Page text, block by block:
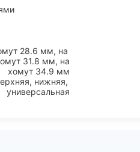
28.6 мм, на
31.8 мм, на
хомут 34.9 мм
нижняя,
универсальная